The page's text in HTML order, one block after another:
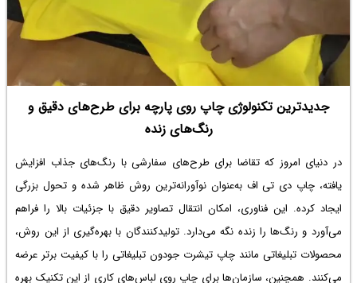
این ساعت را به نمادی از پیوند میان هنر اصیل و خلاقیت مدرن تبدیل می‌کند.
برند Habring² با تخصص خاص خود در ساخت ساعت‌های مکانیکی با
پیچیدگی‌های فنی، توانسته این مدل را به یکی از ساعت‌های خاص و قابل‌توجه
تبدیل کند که نه تنها جذابیت ظاهری دارد، بلکه در عملکرد خود نیز نوآورانه
است. تلفیق استادانه‌ عملکرد دقیق و فرم زیبا، از این ساعت شاهکاری خلق کرده
که در میان علاقه‌مندان به دنیای ساعت‌های پیچیده، جایگاهی ویژه و
جدیدترین تکنولوژی چاپ روی پارچه برای طرح‌های دقیق و
رنگ‌های زنده
در دنیای امروز که تقاضا برای طرح‌های سفارشی با رنگ‌های جذاب افزایش
یافته، چاپ دی تی اف به‌عنوان نوآورانه‌ترین روش ظاهر شده و تحول بزرگی
ایجاد کرده. این فناوری، امکان انتقال تصاویر دقیق با جزئیات بالا را فراهم
می‌آورد و رنگ‌ها را زنده نگه می‌دارد. تولیدکنندگان با بهره‌گیری از این روش،
محصولات تبلیغاتی مانند چاپ تیشرت جودون تبلیغاتی را با کیفیت برتر عرضه
می‌کنند. همچنین، سازمان‌ها برای چاپ روی لباس‌های کاری از این تکنیک بهره